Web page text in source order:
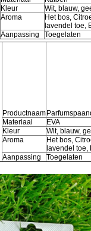
Kleur
Wit, blauw,
Aroma
Het bos,
lavendel toe,
Aanpassing
Toegelaten
Productnaam
Materiaal
EVA
Kleur
Wit, blauw,
Aroma
Het bos,
lavendel toe,
Aanpassing
Toegelaten